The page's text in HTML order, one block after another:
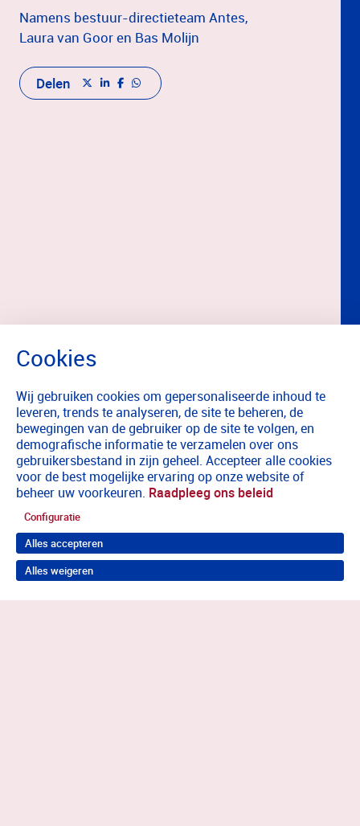
Namens bestuur-directieteam Antes,
Laura van Goor en Bas Molijn
Delen
Wij gebruiken cookies om gepersonaliseerde inhoud te
leveren, trends te analyseren, de site te beheren, de
bewegingen van de gebruiker op de site te volgen, en
demografische informatie te verzamelen over ons
gebruikersbestand in zijn geheel. Accepteer alle cookies
voor de best mogelijke ervaring op onze website of
beheer uw voorkeuren. Raadpleeg ons beleid
Configuratie
Alles accepteren
Alles weigeren